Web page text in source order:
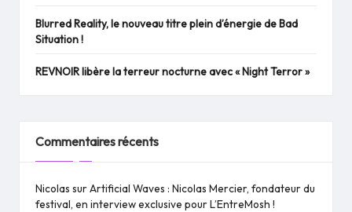
Blurred Reality, le nouveau titre plein d’énergie de Bad
Situation !
REVNOIR libère la terreur nocturne avec « Night Terror »
Commentaires récents
Nicolas surArtificial Waves : Nicolas Mercier, fondateur du
festival, en interview exclusive pour L’EntreMosh !